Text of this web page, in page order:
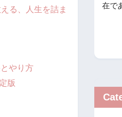
る、人生を詰ま
やり方
版
在で